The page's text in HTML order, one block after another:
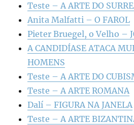
Teste – A ARTE DO
Anita Malfatti – O FAROL
Pieter Bruegel, o Velho –
A CANDIDÍASE ATACA
HOMENS
Teste – A ARTE DO
Teste – A ARTE ROMANA
Dalí – FIGURA NA JANELA
Teste – A ARTE